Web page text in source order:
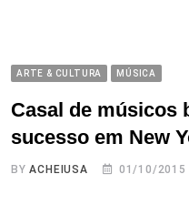
ARTE & CULTURA MÚSICA
Casal de músicos
sucesso em New
BYACHEIUSA 01/10/2015